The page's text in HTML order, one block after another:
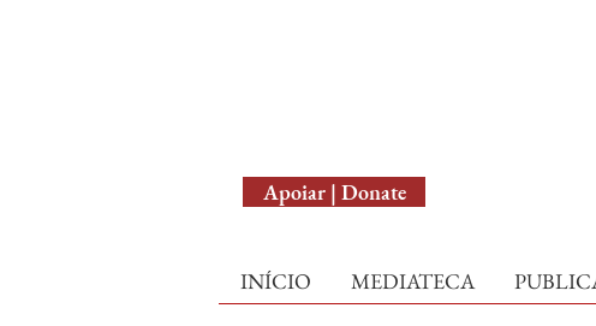
Apoiar | Donate
INÍCIO MEDIATECA